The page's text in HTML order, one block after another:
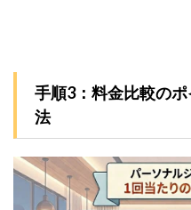
6
ほか
の地
て良
質な
パー
手順3：料金比較の
法